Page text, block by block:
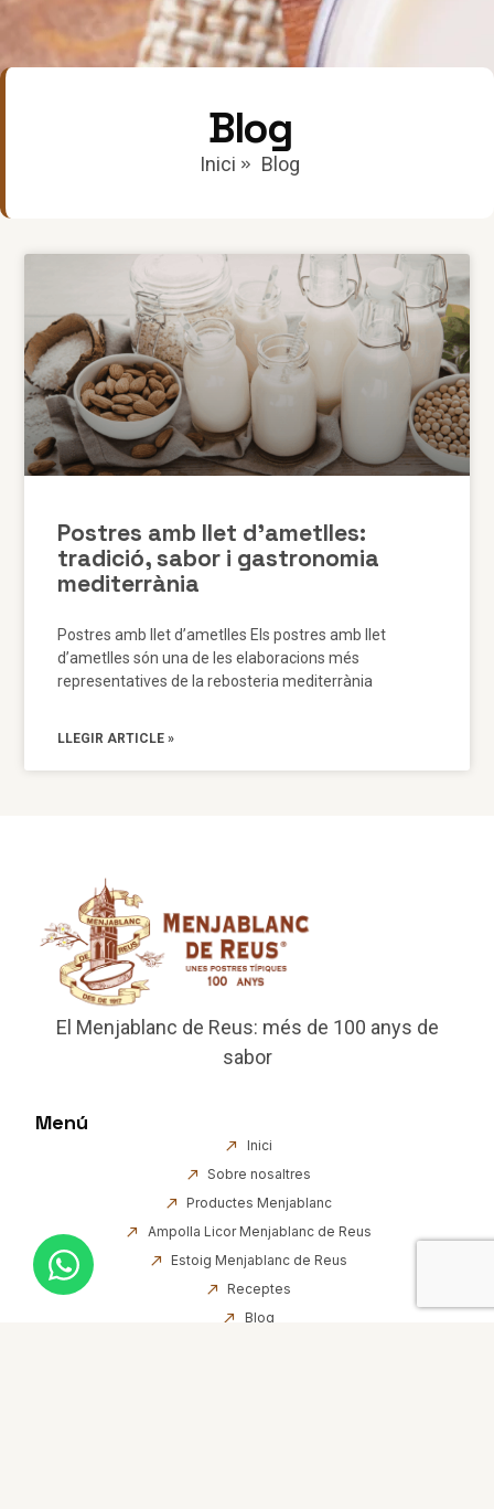
Blog
Inici Blog
Postres amb llet d’ametlles:
tradició, sabor i gastronomia
mediterrània
Postres amb llet d’ametlles Els postres amb llet
d’ametlles són una de les elaboracions més
representatives de la rebosteria mediterrània
LLEGIR ARTICLE »
El Menjablanc de Reus: més de 100 anys de
sabor
Menú
Inici
Sobre nosaltres
Productes Menjablanc
Ampolla Licor Menjablanc de Reus
Estoig Menjablanc de Reus
Receptes
Blog